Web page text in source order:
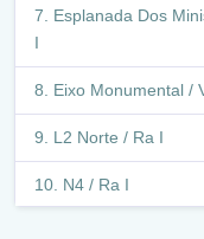
Condomínio Del
Avenida Pincipal /
Q 3 / Ra Xxviii
Esplanada Dos
I
Eixo Monumental /
L2 Norte / Ra I
N4 / Ra I